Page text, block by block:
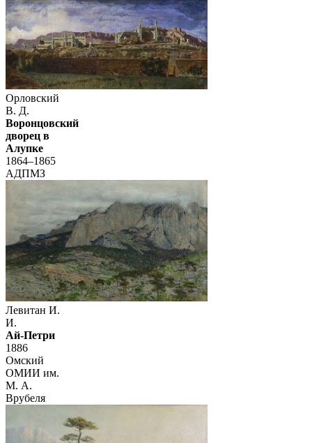
Орловский
В. Д.
Воронцовский
дворец в
Алупке
1864–1865
АДПМЗ
Левитан И.
И.
Ай-Петри
1886
Омский
ОМИИ им.
М. А.
Врубеля